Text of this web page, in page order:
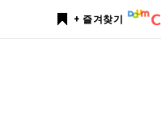
+ 즐겨찾기